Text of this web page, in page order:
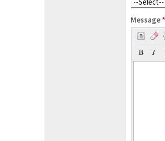
Message *